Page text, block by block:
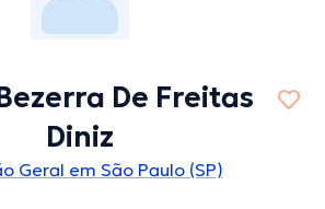
De Freitas
Diniz
Geral em São Paulo (SP)